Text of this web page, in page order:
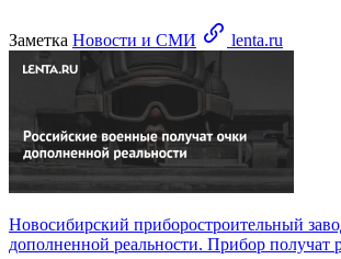
Заметка Новости и СМИ lenta.ru
Новосибирский приборостроительный
дополненной реальности. Прибор получат